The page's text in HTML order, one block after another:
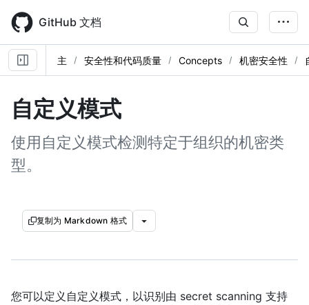
main
content
GitHub 文档
主 安全性和代码质量 Concepts 机密安全性
自定义模式
使用自定义模式检测特定于组织的机密类
型。
复制为 Markdown 格式
您可以定义自定义模式，以识别由 secret scanning 支持